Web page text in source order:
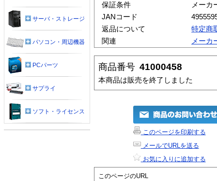
保証条件
メーカ
JANコード
返品について
特定商
関連
メーカ
商品番号 41000458
本商品は販売を終了しました
このページを印刷する
メールでURLを送る
お気に入りに追加する
このページのURL
サーバ・ストレージ
パソコン・周辺機器
PCパーツ
サプライ
ソフト・ライセンス